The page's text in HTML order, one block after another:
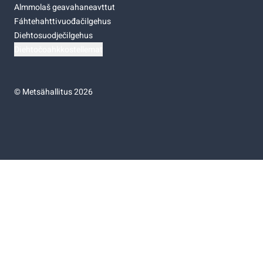
Almmolaš geavahaneavttut
Fáhtehahttivuođačilgehus
Diehtosuodječilgehus
©Metsähallitus 2026